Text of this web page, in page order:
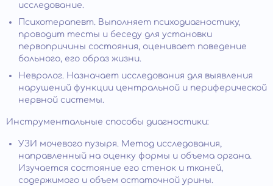
исследование.
Психотерапевт. Выполняет психодиагностику,
проводит тесты и беседу для установки
первопричины состояния, оценивает поведение
больного, его образ жизни.
Невролог. Назначает исследования для выявления
нарушений функции центральной и периферической
нервной системы.
Инструментальные способы диагностики:
УЗИ мочевого пузыря. Метод исследования,
направленный на оценку формы и объема органа.
Изучается состояние его стенок и тканей,
содержимого и объем остаточной урины.